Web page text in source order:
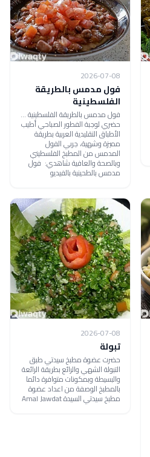
2026-07-08
فول مدمس بالطريقة
الفلسطينية
فول مدمس بالطريقة الفلسطينية ...
حضري لوجبة الفطور الصباحي أطيب
الأطباق التقليدية العربية بطريقة
مميزة وشهية، جربي الفول
المدمس من المطبخ الفلسطيني
وبالصحة والعافية شاهدي: فول
مدمس بالطحينية بالفيديو
2026-07-08
تبولة
حضرت عضوة مطبخ سيدتي طبق
التبولة الشهي والرائع بطريقة الرائعة
والبسيطة وبمكونات متوافرة دائما
بالمطبخ الوصفة من اعداد عضوة
مطبخ سيدتي السيدة Amal Jawdat